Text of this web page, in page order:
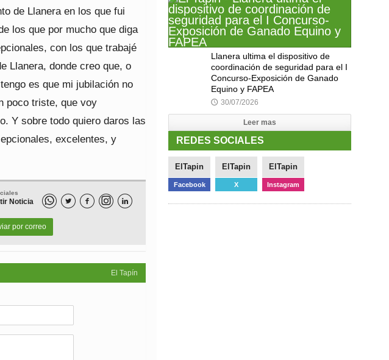
de Llanera en los que fui
los que por mucho que diga
con los que trabajé
Llanera, donde creo que, o
es que mi jubilación no
poco triste, que voy
Y sobre todo quiero daros las
excelentes, y
Noticia   
por correo
El Tapín
Llanera ultima el dispositivo de
coordinación de seguridad para el I
Concurso-Exposición de Ganado
Equino y FAPEA
🕔 30/07/2026
Leer mas
REDES SOCIALES
ElTapin
Facebook
ElTapin
X
ElTapin
Instagram